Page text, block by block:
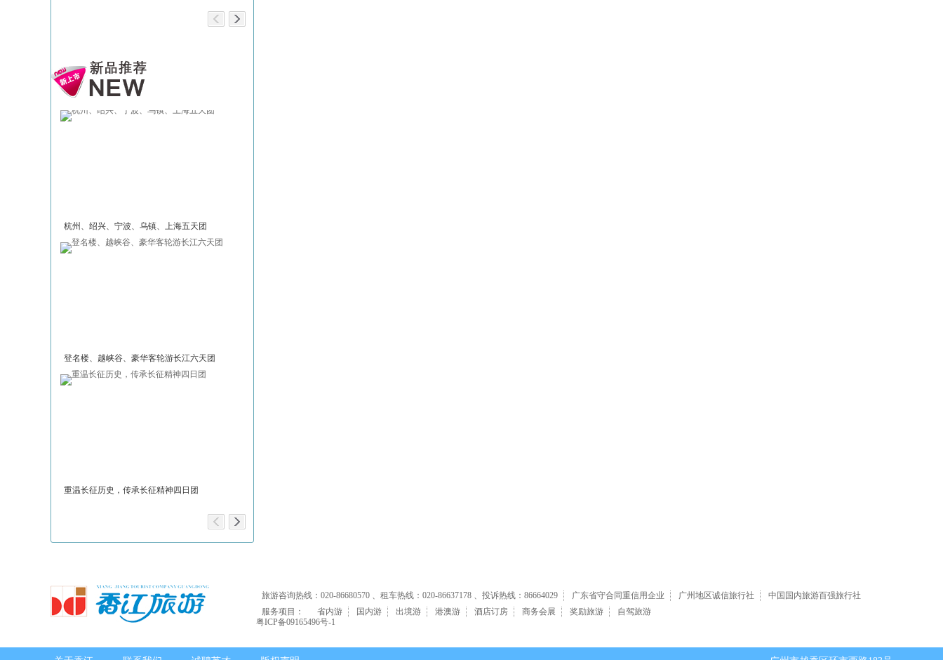
杭州、绍兴、宁波、乌镇、上海五天团
登名楼、越峡谷、豪华客轮游长江六天团
重温长征历史，传承长征精神四日团
旅游咨询热线：020-86680570 、租车热线：020-86637178 、投诉热线：86664029 广东省守合同重信用企业 广州地区诚信旅行社
中国国内旅游百强旅行社
服务项目：
省内游 国内游 出境游 港澳游 酒店订房 商务会展 奖励旅游
自驾旅游
粤ICP备09165496号-1